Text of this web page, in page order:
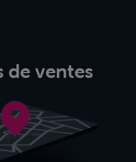
de ventes